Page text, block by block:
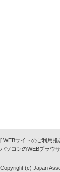
[ WEBサイトのご利用推
パソコンのWEBブラウ
Copyright (c) Japan